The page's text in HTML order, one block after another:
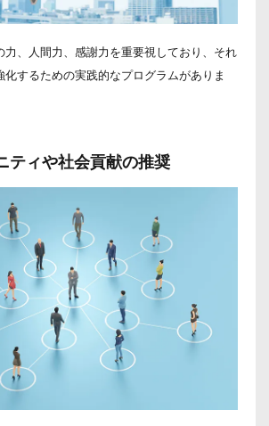
力、人間力、感謝力を重要視しており、それ
化するための実践的なプログラムがありま
ティや社会貢献の推奨